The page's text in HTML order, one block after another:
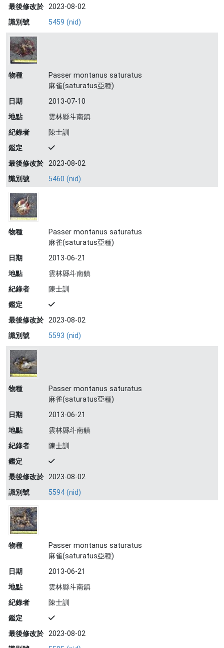
最後修改於 2023-08-02
識別號
5459 (nid)
物種
Passer montanus saturatus
麻雀(saturatus亞種)
日期
2013-07-10
地點
雲林縣斗南鎮
紀錄者
陳士訓
鑑定
最後修改於 2023-08-02
識別號
5460 (nid)
物種
Passer montanus saturatus
麻雀(saturatus亞種)
日期
2013-06-21
地點
雲林縣斗南鎮
紀錄者
陳士訓
鑑定
最後修改於 2023-08-02
識別號
5593 (nid)
物種
Passer montanus saturatus
麻雀(saturatus亞種)
日期
2013-06-21
地點
雲林縣斗南鎮
紀錄者
陳士訓
鑑定
最後修改於 2023-08-02
識別號
5594 (nid)
物種
Passer montanus saturatus
麻雀(saturatus亞種)
日期
2013-06-21
地點
雲林縣斗南鎮
紀錄者
陳士訓
鑑定
最後修改於 2023-08-02